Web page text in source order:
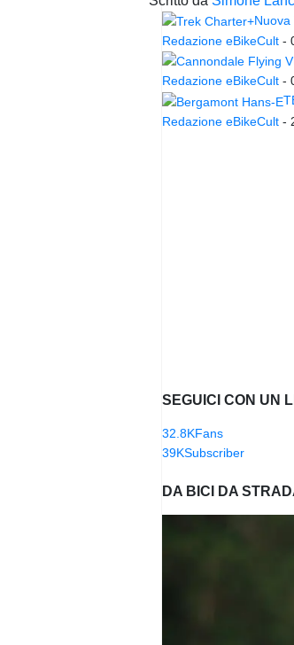
Redazione eBikeCult -
Redazione eBikeCult -
Redazione eBikeCult -
SEGUICI CON UN
32.8KFans
39KSubscriber
DA BICI DA